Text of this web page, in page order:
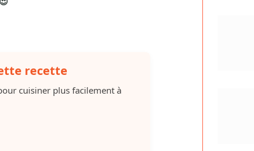
recette
cuisiner plus facilement à